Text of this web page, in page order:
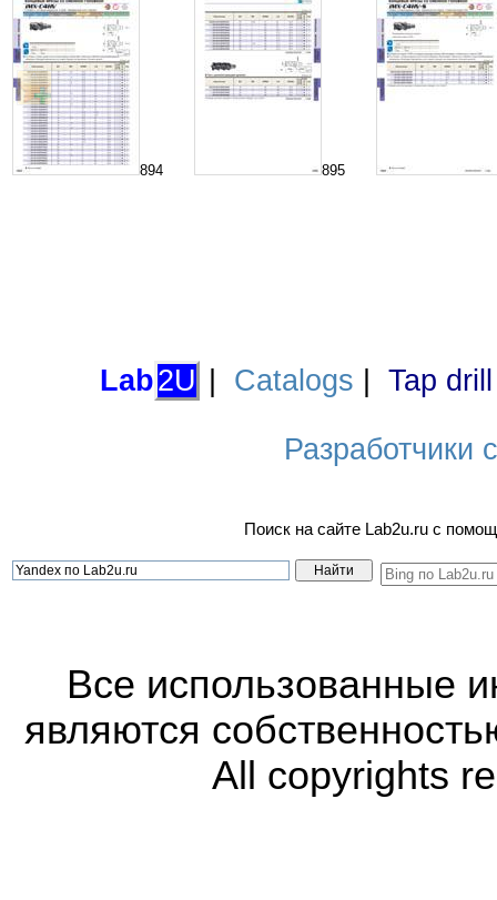
894 895
Lab2U Catalogs Tap
Разработчики
Поиск на сайте Lab2u.ru с
Все использованные
являются
All copyrights